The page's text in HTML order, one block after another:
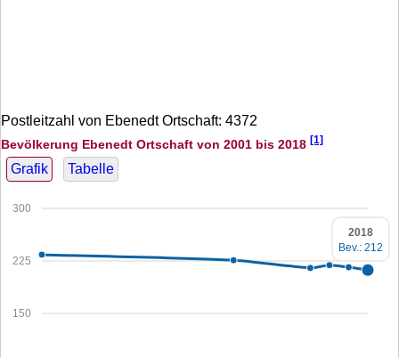
Postleitzahl von Ebenedt Ortschaft: 4372
Bevölkerung Ebenedt Ortschaft von 2001 bis 2018 [1]
Grafik Tabelle
150
225
300
2018
Bev.: 212